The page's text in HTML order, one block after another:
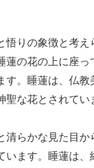
悟りの象徴と考え
蓮の花の上に座っ
す。睡蓮は、仏教
な花とされてい
清らかな見た目か
ます。睡蓮は、